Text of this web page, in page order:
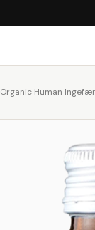
Organic Human